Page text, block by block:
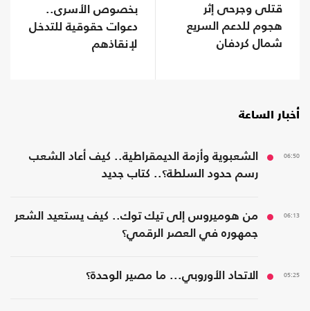
قتلى وجرحى إثر
هجوم للدعم السريع
شمال كردفان
بخصوص الأسرى..
دعوات حقوقية للتدخل
لإنقاذهم
أخبار الساعة
06:50
الشعبوية وأزمة الديمقراطية.. كيف أعاد الشعب
رسم حدود السلطة؟.. كتاب جديد
06:13
من هوميروس إلى تيك توك.. كيف يستعيد الشعر
جمهوره في العصر الرقمي؟
05:25 الاتحاد الأوروبي... ما مصير الوحدة؟